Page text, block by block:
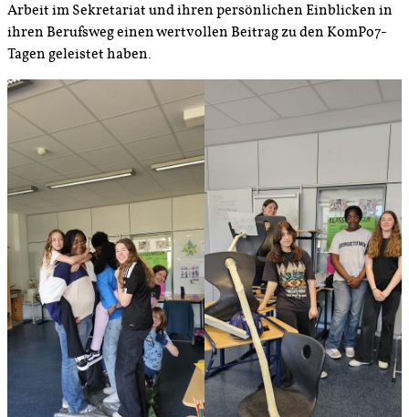
Arbeit im Sekretariat und ihren persönlichen Einblicken in
ihren Berufsweg einen wertvollen Beitrag zu den KomPo7-
Tagen geleistet haben.